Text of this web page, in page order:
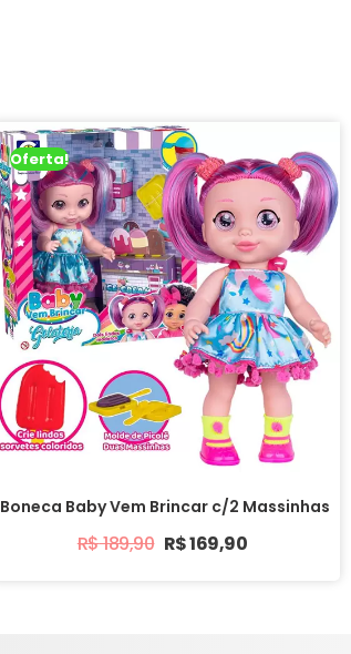
Oferta!
Boneca Baby Vem Brincar c/2 Massinhas
R$189,90 R$169,90